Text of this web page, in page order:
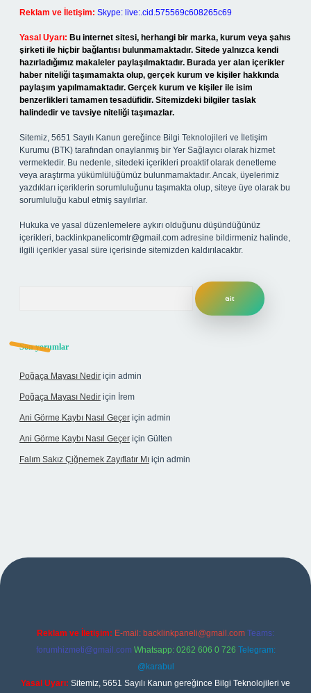
Reklam ve İletişim: Skype: live:.cid.575569c608265c69
Yasal Uyarı: Bu internet sitesi, herhangi bir marka, kurum veya şahıs
şirketi ile hiçbir bağlantısı bulunmamaktadır. Sitede yalnızca kendi
hazırladığımız makaleler paylaşılmaktadır. Burada yer alan içerikler
haber niteliği taşımamakta olup, gerçek kurum ve kişiler hakkında
paylaşım yapılmamaktadır. Gerçek kurum ve kişiler ile isim
benzerlikleri tamamen tesadüfidir. Sitemizdeki bilgiler taslak
halindedir ve tavsiye niteliği taşımazlar.
Sitemiz, 5651 Sayılı Kanun gereğince Bilgi Teknolojileri ve İletişim
Kurumu (BTK) tarafından onaylanmış bir Yer Sağlayıcı olarak hizmet
vermektedir. Bu nedenle, sitedeki içerikleri proaktif olarak denetleme
veya araştırma yükümlülüğümüz bulunmamaktadır. Ancak, üyelerimiz
yazdıkları içeriklerin sorumluluğunu taşımakta olup, siteye üye olarak bu
sorumluluğu kabul etmiş sayılırlar.
Hukuka ve yasal düzenlemelere aykırı olduğunu düşündüğünüz
içerikleri, backlinkpanelicomtr@gmail.com adresine bildirmeniz halinde,
ilgili içerikler yasal süre içerisinde sitemizden kaldırılacaktır.
Son yorumlar
Poğaça Mayası Nedir için admin
Poğaça Mayası Nedir için İrem
Ani Görme Kaybı Nasıl Geçer için admin
Ani Görme Kaybı Nasıl Geçer için Gülten
Falım Sakız Çiğnemek Zayıflatır Mı için admin
Reklam ve İletişim: E-mail: backlinkpaneli@gmail.com Teams:
forumhizmeti@gmail.com Whatsapp: 0262 606 0 726 Telegram:
@karabul
Yasal Uyarı: Sitemiz, 5651 Sayılı Kanun gereğince Bilgi Teknolojileri ve